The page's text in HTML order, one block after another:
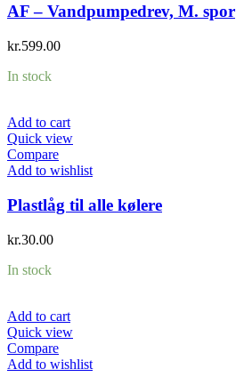
AF – Vandpumpedrev, M. spor
kr.599.00
In stock
Add to cart
Quick view
Compare
Add to wishlist
Plastlåg til alle kølere
kr.30.00
In stock
Add to cart
Quick view
Compare
Add to wishlist